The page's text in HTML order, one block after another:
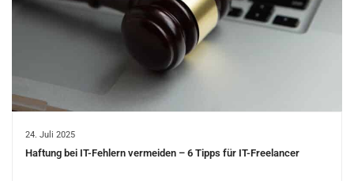
24. Juli 2025
Haftung bei IT-Fehlern vermeiden – 6 Tipps für IT-Freelancer